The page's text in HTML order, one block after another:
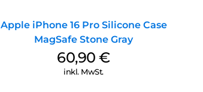
Apple iPhone 16 Pro Silicone Case
MagSafe Stone Gray
60,90€
inkl. MwSt.